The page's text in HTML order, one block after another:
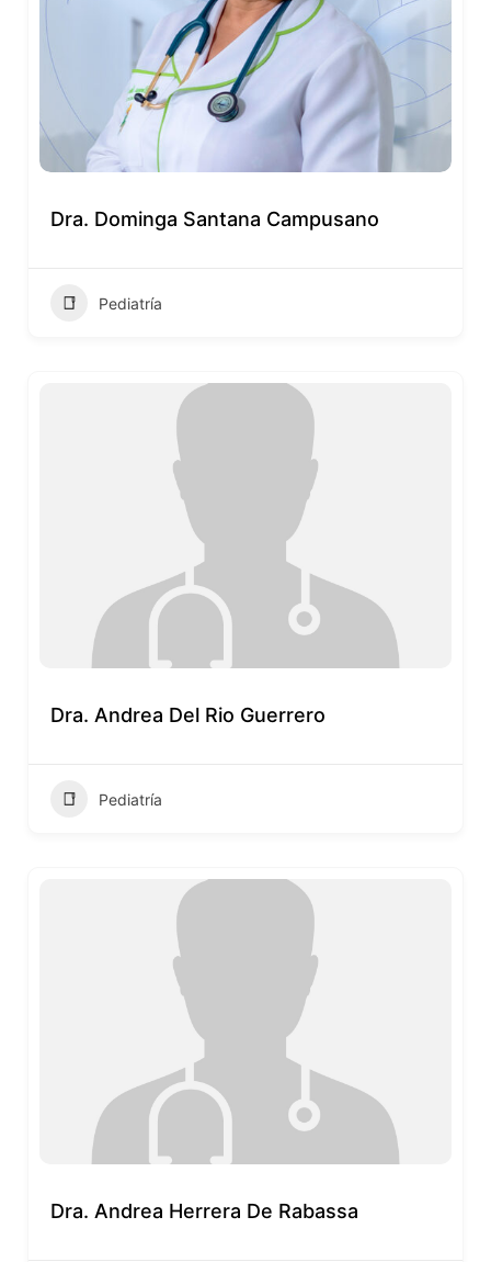
Dra. Dominga Santana Campusano
Pediatría
Dra. Andrea Del Rio Guerrero
Pediatría
Dra. Andrea Herrera De Rabassa